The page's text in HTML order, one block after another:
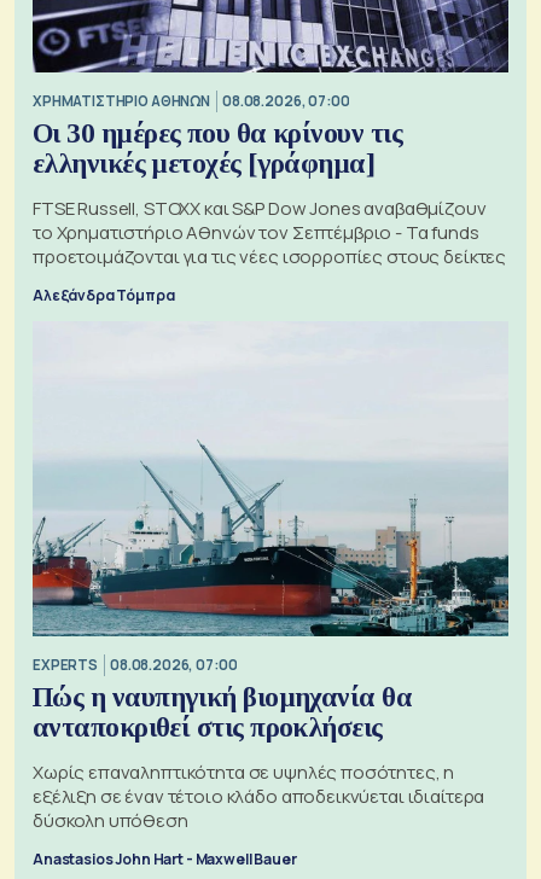
XΡΗΜΑΤΙΣΤΗΡΙΟ ΑΘΗΝΩΝ 08.08.2026, 07:00
Οι 30 ημέρες που θα κρίνουν τις
ελληνικές μετοχές [γράφημα]
FTSE Russell, STOXX και S&P Dow Jones αναβαθμίζουν
το Χρηματιστήριο Αθηνών τον Σεπτέμβριο - Τα funds
προετοιμάζονται για τις νέες ισορροπίες στους δείκτες
Αλεξάνδρα Τόμπρα
EXPERTS 08.08.2026, 07:00
Πώς η ναυπηγική βιομηχανία θα
ανταποκριθεί στις προκλήσεις
Χωρίς επαναληπτικότητα σε υψηλές ποσότητες, η
εξέλιξη σε έναν τέτοιο κλάδο αποδεικνύεται ιδιαίτερα
δύσκολη υπόθεση
Anastasios John Hart - Maxwell Bauer